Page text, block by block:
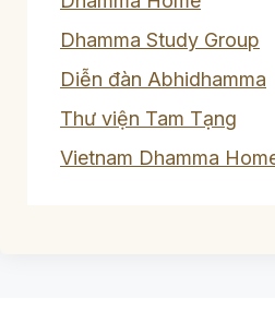
Dhamma Study Group
Diễn đàn Abhidhamma
Thư viện Tam Tạng
Vietnam Dhamma